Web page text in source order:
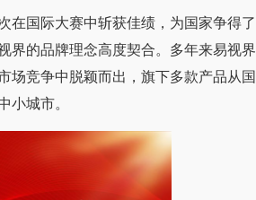
国际大赛中斩获佳绩，为国家争得了
界的品牌理念高度契合。多年来易视界
场竞争中脱颖而出，旗下多款产品从国
小城市。